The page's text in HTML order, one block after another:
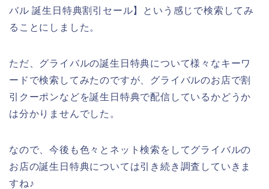
バル 誕生日特典割引セール】という感じで検索してみ
ることにしました。
ただ、グライバルの誕生日特典について様々なキーワ
ードで検索してみたのですが、グライバルのお店で割
引クーポンなどを誕生日特典で配信しているかどうか
は分かりませんでした。
なので、今後も色々とネット検索をしてグライバルの
お店の誕生日特典については引き続き調査していきま
すね♪